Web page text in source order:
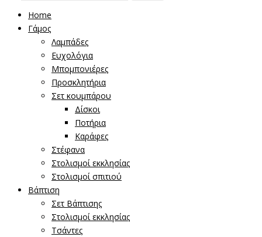
Home
Γάμος
Λαμπάδες
Ευχολόγια
Μπομπονιέρες
Προσκλητήρια
Σετ κουμπάρου
Δίσκοι
Ποτήρια
Καράφες
Στέφανα
Στολισμοί εκκλησίας
Στολισμοί σπιτιού
Βάπτιση
Σετ Βάπτισης
Στολισμοί εκκλησίας
Τσάντες